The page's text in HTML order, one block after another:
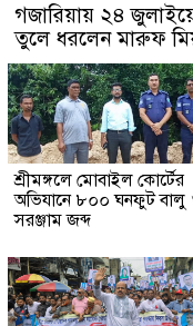
গজারিয়ায় ২৪
তুলে ধরলেন মারুফ
শ্রীমঙ্গলে মোবাইল কোর্টের
অভিযানে ৮০০ ঘনফুট বালু
সরঞ্জাম জব্দ